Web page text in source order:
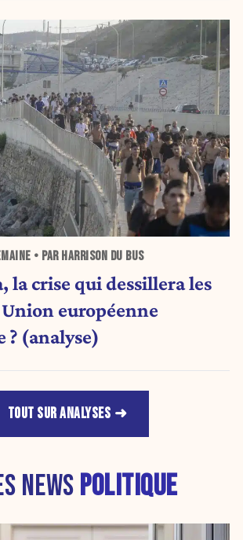
• PAR HARRISON DU BUS
la crise qui dessillera les
européenne
? (analyse)
TOUT SUR ANALYSES
NEWS POLITIQUE